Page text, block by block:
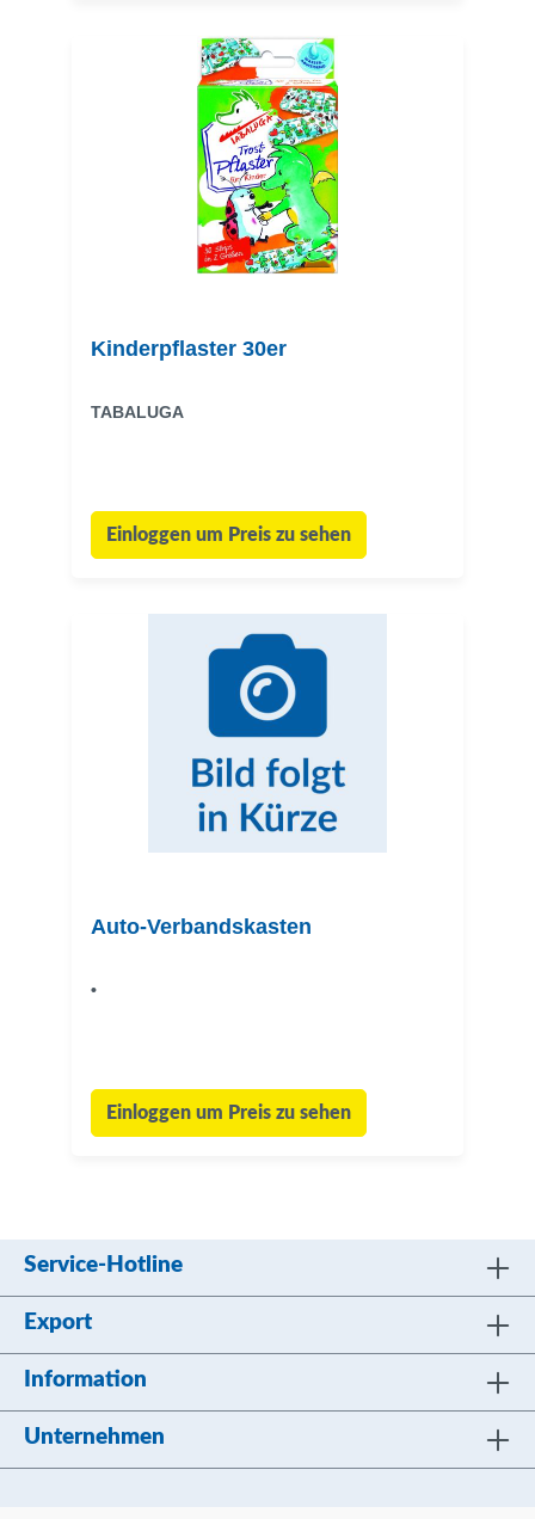
Kinderpflaster 30er
TABALUGA
Einloggen um Preis zu sehen
Auto-Verbandskasten
•
Einloggen um Preis zu sehen
Service-Hotline
Export
Information
Unternehmen